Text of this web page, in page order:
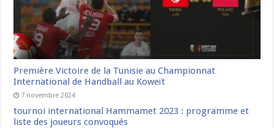
Première Victoire de la Tunisie au Championnat
International de Handball au Koweït
7 novembre 2024
tournoi international Hammamet 2023 : programme et
liste des joueurs convoqués